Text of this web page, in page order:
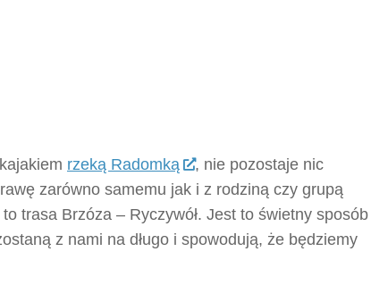
rzeką Radomką
, nie pozostaje nic
zarówno samemu jak i z rodziną czy grupą
trasa Brzóza – Ryczywół. Jest to świetny sposób
z nami na długo i spowodują, że będziemy